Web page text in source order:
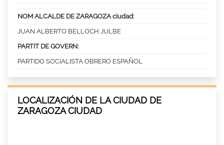
NOM ALCALDE DE ZARAGOZA ciudad:
JUAN ALBERTO BELLOCH JULBE
PARTIT DE GOVERN:
PARTIDO SOCIALISTA OBRERO ESPAÑOL
LOCALIZACIÓN DE LA CIUDAD DE
ZARAGOZA CIUDAD